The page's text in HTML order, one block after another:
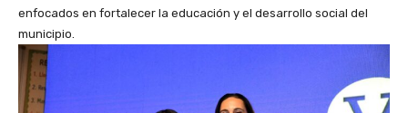
enfocados en fortalecer la educación y el desarrollo social del
municipio.